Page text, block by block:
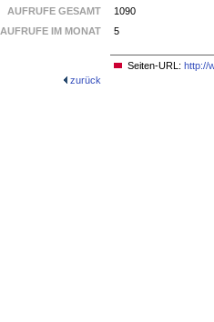
AUFRUFE GESAMT
1090
AUFRUFE IM MONAT
5
Seiten-URL: http://
zurück